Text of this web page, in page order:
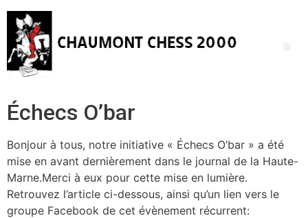
Échecs O’bar
Bonjour à tous, notre initiative « Échecs O’bar » a été
mise en avant dernièrement dans le journal de la Haute-
Marne.Merci à eux pour cette mise en lumière.
Retrouvez l’article ci-dessous, ainsi qu’un lien vers le
groupe Facebook de cet évènement récurrent: